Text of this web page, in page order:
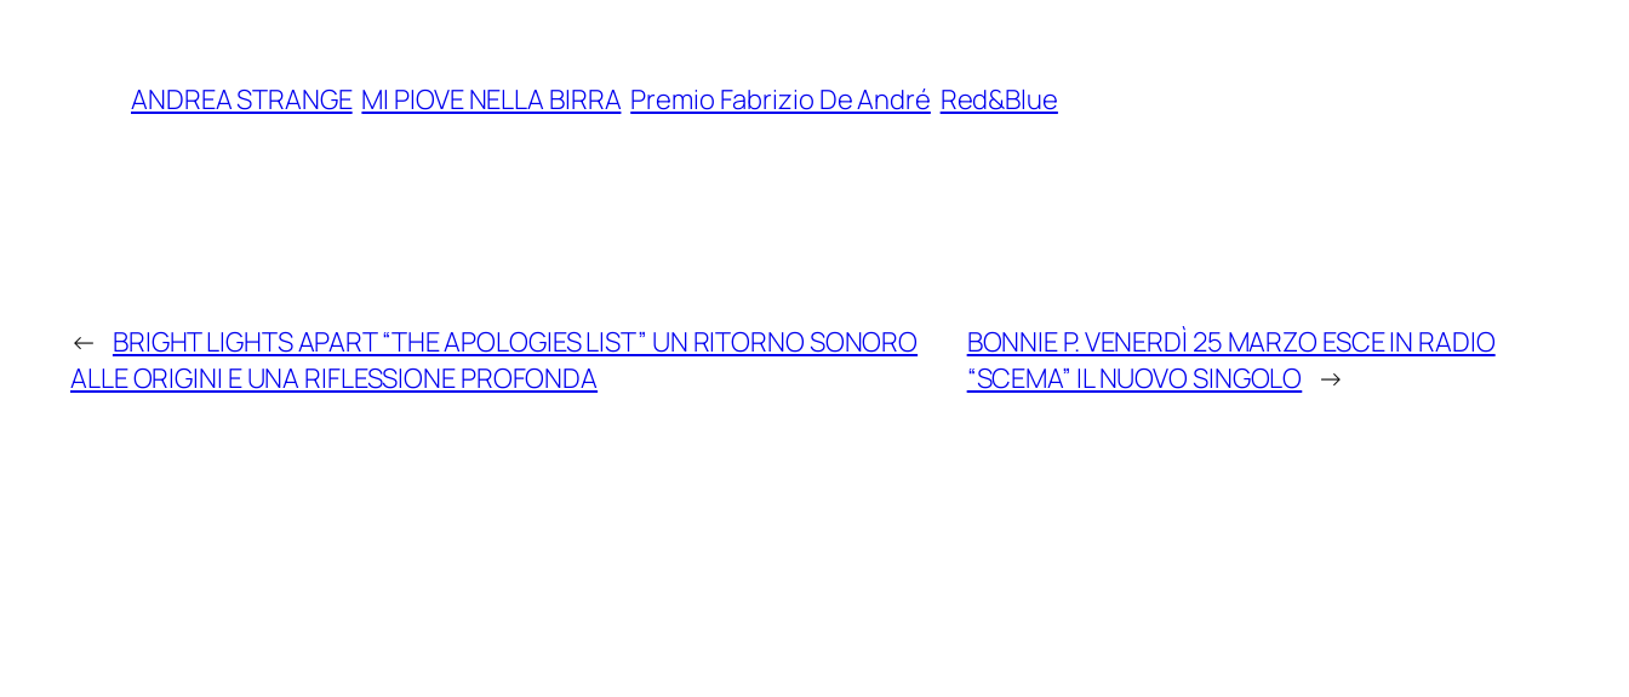
ANDREA STRANGE MI PIOVE NELLA BIRRA Premio Fabrizio De André Red&Blue
← BRIGHT LIGHTS APART “THE APOLOGIES LIST” UN RITORNO SONORO
ALLE ORIGINI E UNA RIFLESSIONE PROFONDA
BONNIE P. VENERDÌ 25 MARZO ESCE IN RADIO
“SCEMA” IL NUOVO SINGOLO →